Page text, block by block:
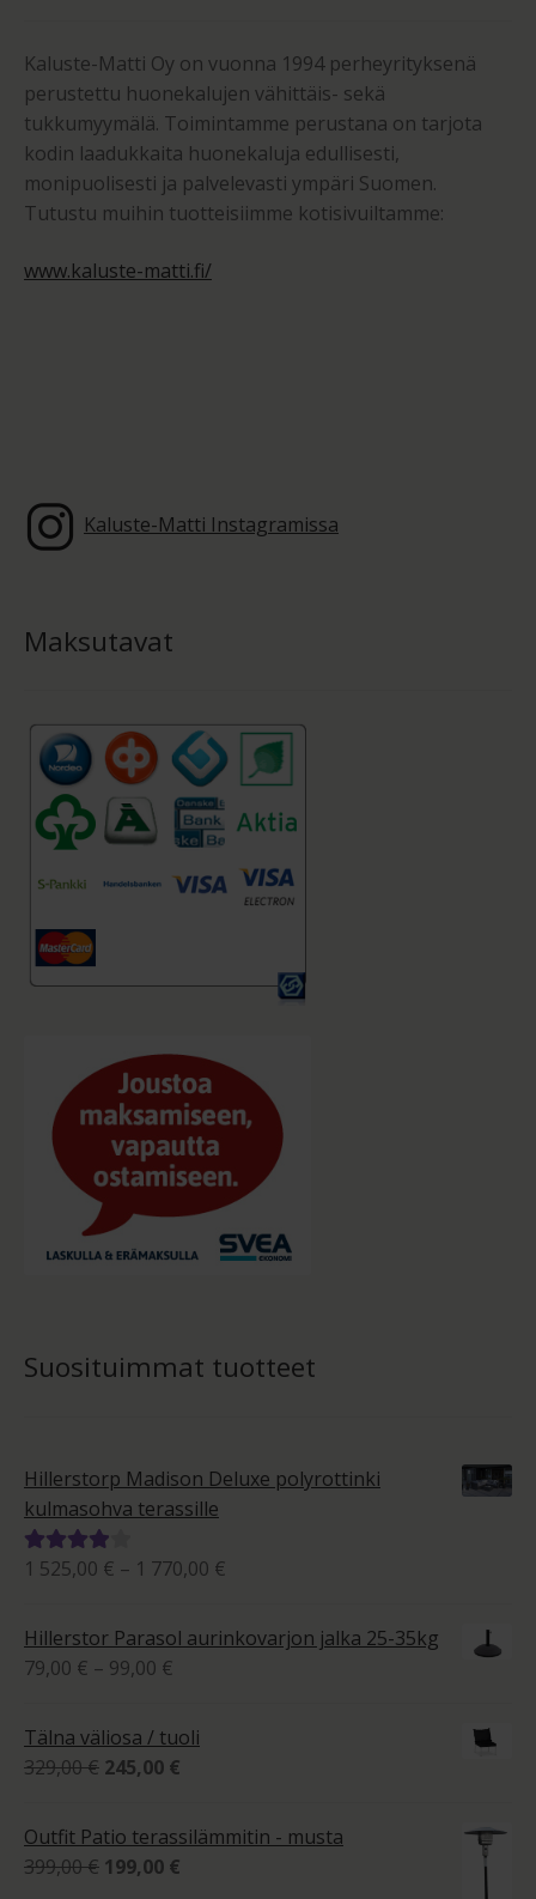
Kaluste-Matti Oy on vuonna 1994 perheyrityksenä
perustettu huonekalujen vähittäis- sekä
tukkumyymälä. Toimintamme perustana on tarjota
kodin laadukkaita huonekaluja edullisesti,
monipuolisesti ja palvelevasti ympäri Suomen.
Tutustu muihin tuotteisiimme kotisivuiltamme:
www.kaluste-matti.fi/
Kaluste-Matti Instagramissa
Maksutavat
Suosituimmat tuotteet
Hillerstorp Madison Deluxe polyrottinki
kulmasohva terassille
Arvostelu
4.00
1 525,00 € – 1 770,00 €
525,00 €
Hillerstor Parasol aurinkovarjon jalka 25-35kg
79,00 € – 99,00 €
99,00 €
Tälna väliosa / tuoli
329,00€ Alkuperäinen
oli:
329,00 €.
245,00 €
on:
Outfit Patio terassilämmitin - musta
399,00€ Alkuperäinen
199,00 €